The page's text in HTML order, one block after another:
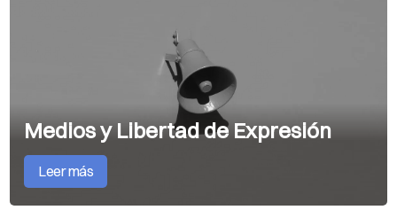
Medios y Libertad de Expresión
Leer más